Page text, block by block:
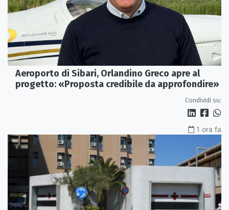
Aeroporto di Sibari, Orlandino Greco apre al
progetto: «Proposta credibile da approfondire»
Condividi su:
1 ora fa